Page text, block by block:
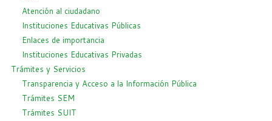
Atención al ciudadano
Instituciones Educativas Públicas
Enlaces de importancia
Instituciones Educativas Privadas
Trámites y Servicios
Transparencia y Acceso a la Información Pública
Trámites SEM
Trámites SUIT